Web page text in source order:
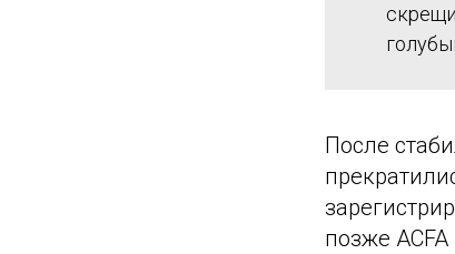
После
позже